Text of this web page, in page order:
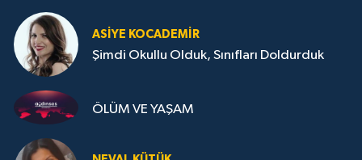
ASIYE KOCADEMİR
Şimdi Okullu Olduk, Sınıfları Doldurduk
ÖLÜM VE YAŞAM